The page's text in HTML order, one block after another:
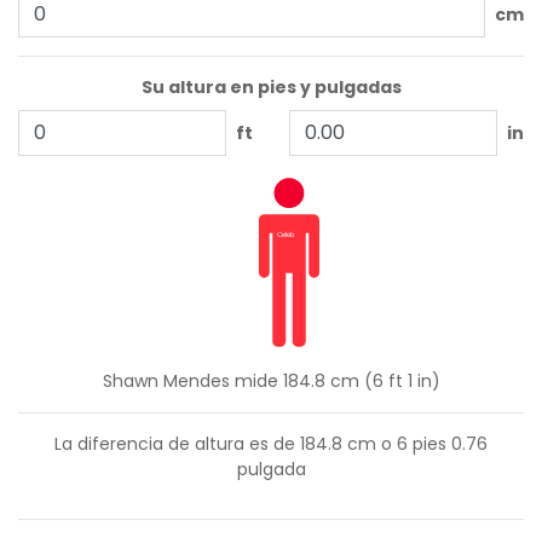
cm
Su altura en pies y pulgadas
ft
in
Shawn Mendes mide 184.8 cm (6 ft 1 in)
La diferencia de altura es de 184.8 cm o 6 pies 0.76
pulgada